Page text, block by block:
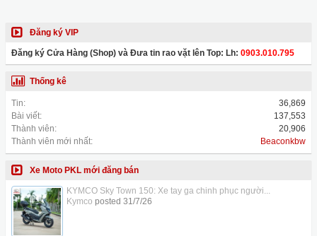
Đăng ký VIP
Đăng ký Cửa Hàng (Shop) và Đưa tin rao vặt lên Top: Lh: 0903.010.795
Thống kê
Tin:
36,869
Bài viết:
137,553
Thành viên:
20,906
Thành viên mới nhất:
Beaconkbw
Xe Moto PKL mới đăng bán
KYMCO Sky Town 150: Xe tay ga chinh phục người...
Kymco posted 31/7/26